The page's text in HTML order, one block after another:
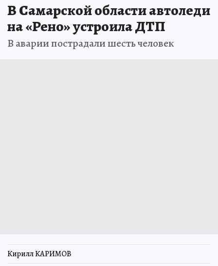
В Самарской области автоледи
на «Рено» устроила ДТП
В аварии пострадали шесть человек
Кирилл КАРИМОВ